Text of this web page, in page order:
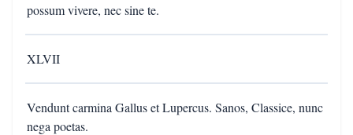
possum vivere, nec sine te.
XLVII
Vendunt carmina Gallus et Lupercus. Sanos, Classice, nunc
nega poetas.